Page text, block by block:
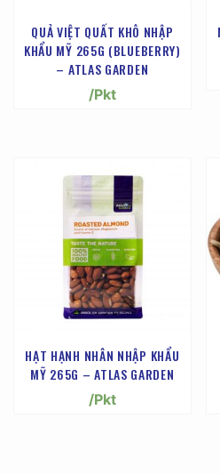
QUẢ VIỆT QUẤT KHÔ NHẬP
KHẨU MỸ 265G (BLUEBERRY)
– ATLAS GARDEN
/Pkt
HẠT HẠNH NHÂN NHẬP KHẨU
MỸ 265G – ATLAS GARDEN
/Pkt